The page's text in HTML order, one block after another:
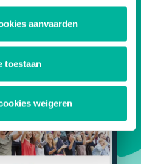
aanvaarden
toestaan
weigeren
a à offrir à votre